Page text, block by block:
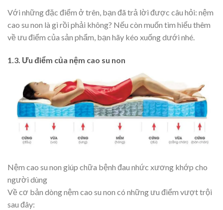
Với những đặc điểm ở trên, bạn đã trả lời được câu hỏi: nệm
cao su non là gì rồi phải không? Nếu còn muốn tìm hiểu thêm
về ưu điểm của sản phẩm, bạn hãy kéo xuống dưới nhé.
1.3. Ưu điểm của nệm cao su non
Nệm cao su non giúp chữa bệnh đau nhức xương khớp cho
người dùng
Về cơ bản dòng nệm cao su non có những ưu điểm vượt trội
sau đây: